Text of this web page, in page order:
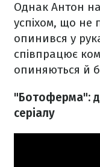
Однак Антон
успіхом, що не
опинився у
співпрацює
опиняються й
"Ботоферма":
серіалу